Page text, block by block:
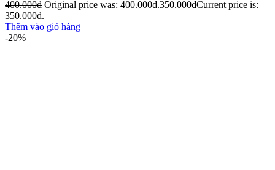
400.000₫ Original price was: 400.000₫.350.000₫Current price is:
350.000₫.
Thêm vào giỏ hàng
-20%